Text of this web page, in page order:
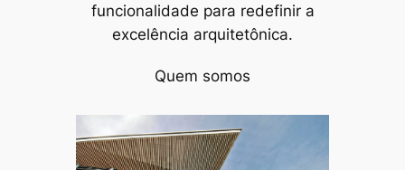
funcionalidade para redefinir a
excelência arquitetônica.
Quem somos